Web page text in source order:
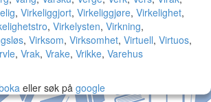
, Virkeliggjort, Virkeliggjøre, Virkelighet,
, Virkelysten, Virkning,
, Virksom, Virksomhet, Virtuell, Virtuos,
, Vrak, Vrake, Vrikke, Varehus
eller søk på google